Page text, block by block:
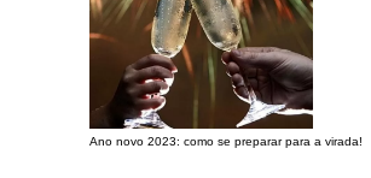
Ano novo 2023: como se preparar para a virada!